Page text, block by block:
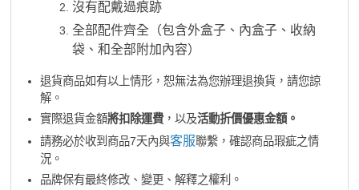
沒有配戴過痕跡
全部配件齊全（包含外盒子、內盒子、收納
袋、和全部附加內容）
退貨商品如有以上情形，恕無法為您辦理退換貨，請您諒
解。
實際退貨金額將扣除運費，以及活動折價優惠金額。
請務必於收到商品7天內與客服聯繫，確認商品瑕疵之情
況。
品牌保有最終修改、變更、解釋之權利。